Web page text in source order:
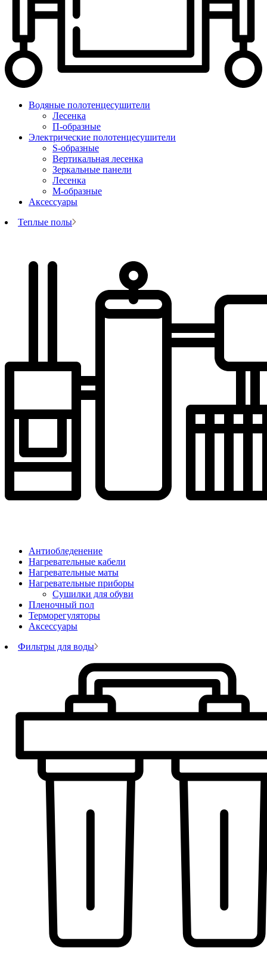
Водяные полотенцесушители
Лесенка
П-образные
Электрические полотенцесушители
S-образные
Вертикальная лесенка
Зеркальные панели
Лесенка
М-образные
Аксессуары
Теплые полы
Антиобледенение
Нагревательные кабели
Нагревательные маты
Нагревательные приборы
Сушилки для обуви
Пленочный пол
Терморегуляторы
Аксессуары
Фильтры для воды